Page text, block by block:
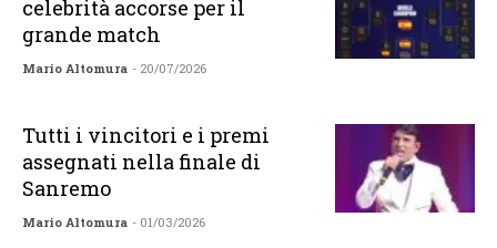
celebrità accorse per il
grande match
Mario Altomura - 20/07/2026
Tutti i vincitori e i premi
assegnati nella finale di
Sanremo
Mario Altomura - 01/03/2026